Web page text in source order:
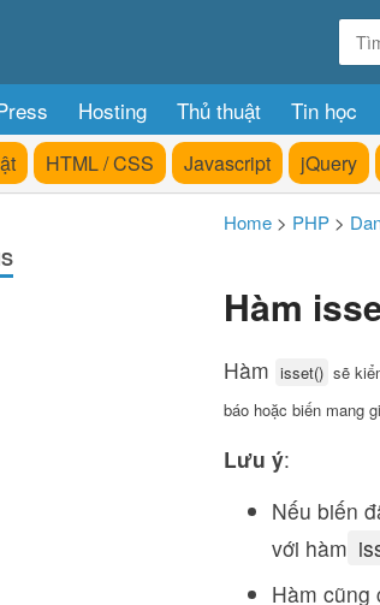
Hosting Thủ thuật Tin học
HTML / CSS Javascript jQuery
Home > PHP >
Hàm
Hàm isset() sẽ
báo hoặc biến mang
Lưu ý:
Nếu biến
với hàm
Hàm cũng